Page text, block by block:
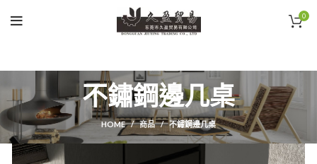
0
不鏽鋼邊几桌
HOME 商品 不鏽鋼邊几桌